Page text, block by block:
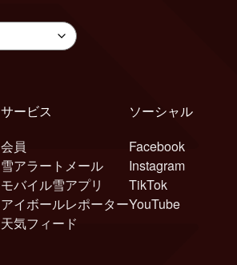
サービス
会員
雪アラートメール
モバイル雪アプリ
アイボールレポーター
天気フィード
ソーシャル
Facebook
Instagram
TikTok
YouTube